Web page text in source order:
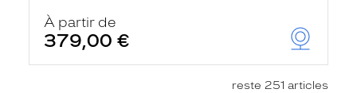
À partir de
379,00 €
reste 251 articles